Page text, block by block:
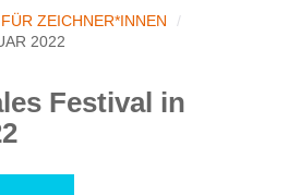
ZEICHNER*INNEN
2022
Festival in